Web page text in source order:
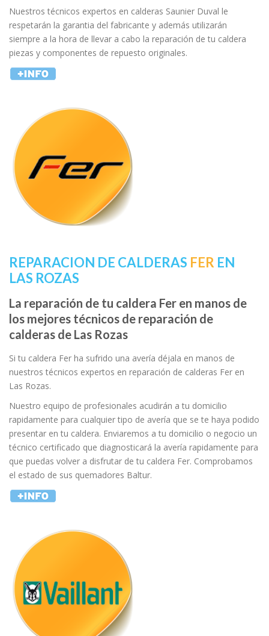
Nuestros técnicos expertos en calderas Saunier Duval le
respetarán la garantia del fabricante y además utilizarán
siempre a la hora de llevar a cabo la reparación de tu caldera
piezas y componentes de repuesto originales.
REPARACION DE CALDERAS FER EN
LAS ROZAS
La reparación de tu caldera Fer en manos de
los mejores técnicos de reparación de
calderas de Las Rozas
Si tu caldera Fer ha sufrido una avería déjala en manos de
nuestros técnicos expertos en reparación de calderas Fer en
Las Rozas.
Nuestro equipo de profesionales acudirán a tu domicilio
rapidamente para cualquier tipo de avería que se te haya podido
presentar en tu caldera. Enviaremos a tu domicilio o negocio un
técnico certificado que diagnosticará la avería rapidamente para
que puedas volver a disfrutar de tu caldera Fer. Comprobamos
el estado de sus quemadores Baltur.